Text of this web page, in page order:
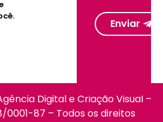
Enviar
Digital e Criação Visual –
0001-87 – Todos os direitos